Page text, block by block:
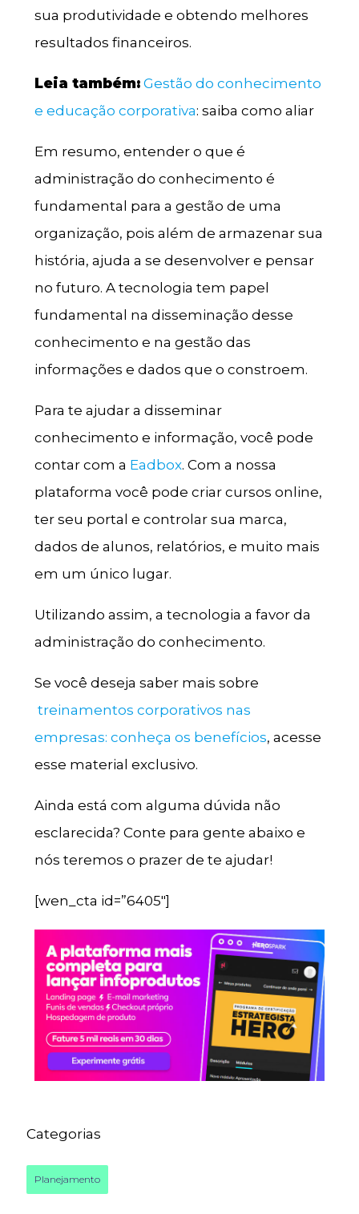
sua produtividade e obtendo melhores
resultados financeiros.
Leia também: Gestão do conhecimento
e educação corporativa: saiba como aliar
Em resumo, entender o que é
administração do conhecimento é
fundamental para a gestão de uma
organização, pois além de armazenar sua
história, ajuda a se desenvolver e pensar
no futuro. A tecnologia tem papel
fundamental na disseminação desse
conhecimento e na gestão das
informações e dados que o constroem.
Para te ajudar a disseminar
conhecimento e informação, você pode
contar com a Eadbox. Com a nossa
plataforma você pode criar cursos online,
ter seu portal e controlar sua marca,
dados de alunos, relatórios, e muito mais
em um único lugar.
Utilizando assim, a tecnologia a favor da
administração do conhecimento.
Se você deseja saber mais sobre
treinamentos corporativos nas
empresas: conheça os benefícios, acesse
esse material exclusivo.
Ainda está com alguma dúvida não
esclarecida? Conte para gente abaixo e
nós teremos o prazer de te ajudar!
[wen_cta id=”6405″]
Categorias
Planejamento